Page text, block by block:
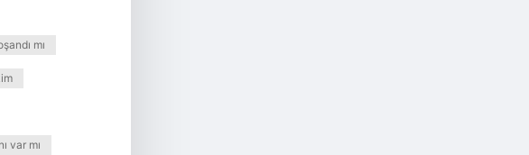
mı
var mı